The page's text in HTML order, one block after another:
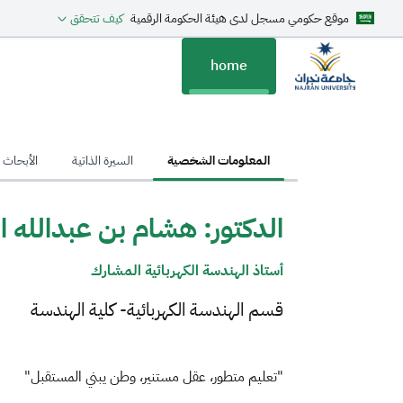
موقع حكومي مسجل لدى هيئة الحكومة الرقمية كيف تتحقق
home
المعلومات الشخصية السيرة الذاتية
الدكتور: هشام بن عبدالله
أستاذ الهندسة الكهربائية المشارك
قسم الهندسة الكهربائية- كلية الهندسة
"تعليم متطور، عقل مستنير، وطن يبني المستقبل"